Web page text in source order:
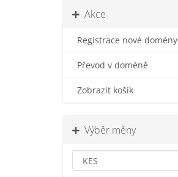
Akce
Registrace nové domény
Převod v doméně
Zobrazit košík
Výběr měny